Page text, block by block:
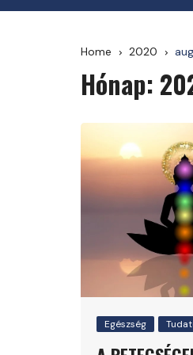
Home 2020
Hónap:
Egészség